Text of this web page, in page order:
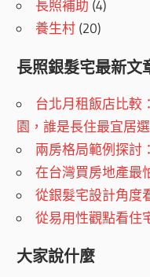
長照補助 (4)
養生村 (20)
長照銀髮宅最新文
台北月租飯店比較
園，誰是長住最宜居
兩房格局範例探討
在台灣買房地產最
從銀髮宅設計角度
從易用性觀點看住
大家說什麼